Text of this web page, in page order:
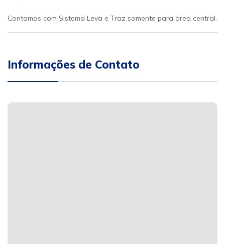
Contamos com Sistema Leva e Traz somente para área central.
Informações de Contato